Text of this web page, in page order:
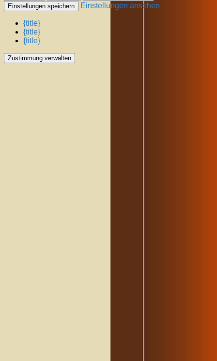
Einstellungen speichern
Einstellungen ansehen
{title}
{title}
{title}
Zustimmung verwalten